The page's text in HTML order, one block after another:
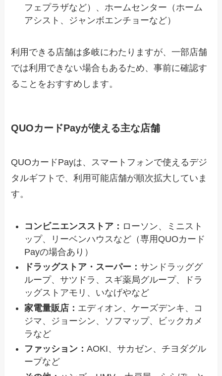
フェプラザなど）、ホームセンター（ホーム
アシスト、ジャンボエンチョーなど）
利用できる店舗は多岐にわたりますが、一部店舗
では利用できない場合もあるため、事前に確認す
ることをおすすめします。
QUOカードPayが使える主な店舗
QUOカードPayは、スマートフォンで使えるデジ
タルギフトで、利用可能店舗が順次拡大していま
す。
コンビニエンスストア： ローソン、ミニスト
ップ、リーベンハウスなど（専用QUOカード
Payの場合あり）
ドラッグストア・スーパー：サンドラッググ
ループ、サツドラ、スギ薬局グループ、ドラ
ッグストアモリ、いなげやなど
家電量販店： エディオン、ケーズデンキ、コ
ジマ、ジョーシン、ソフマップ、ビックカメ
ラなど
ファッション：AOKI、サカゼン、チヨダグル
ープなど